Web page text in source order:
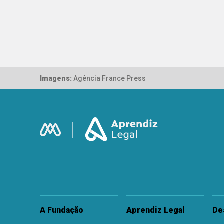
Imagens: Agência France Press
A Fundação Aprendiz Legal